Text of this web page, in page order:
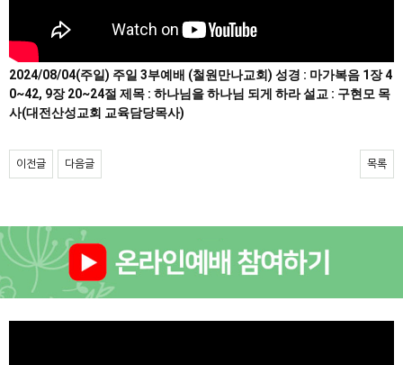
2024/08/04(주일) 주일 3부예배 (철원만나교회) 성경 : 마가복음 1장 4
0~42, 9장 20~24절 제목 : 하나님을 하나님 되게 하라 설교 : 구현모 목
사(대전산성교회 교육담당목사)
이전글 다음글 목록